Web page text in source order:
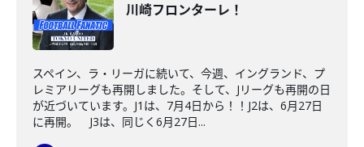
川崎フロンターレ！
スペイン、ラ・リーガに続いて、今週、イングランド、プ
レミアリーグも再開しました。そして、Jリーグも再開の日
が近づいています。J1は、7月4日から！！J2は、6月27日
に再開。 J3は、同じく6月27日...